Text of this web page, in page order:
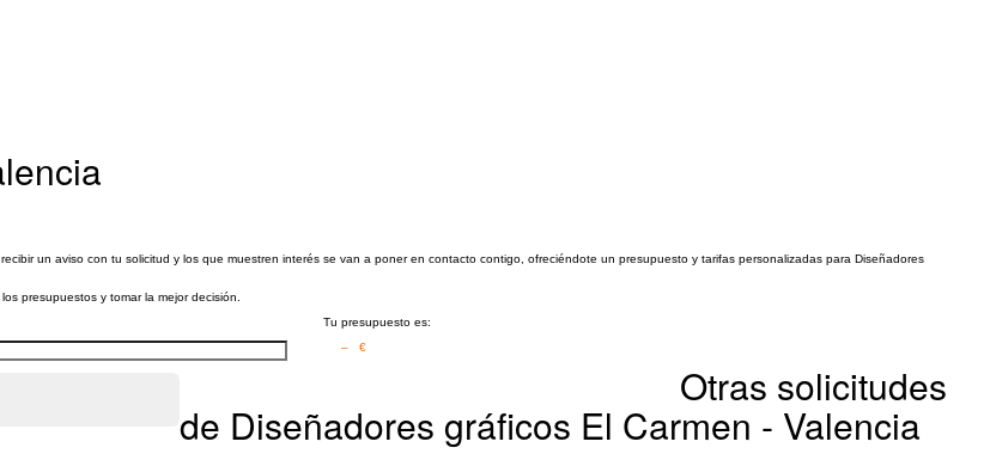
un aviso con tu solicitud y los que muestren interés se van a poner en contacto contigo, ofreciéndote un presupuesto y tarifas personalizadas para Diseñadores
presupuestos y tomar la mejor decisión.
Tu presupuesto es:
– €
Otras solicitudes
de Diseñadores gráficos El Carmen - Valencia